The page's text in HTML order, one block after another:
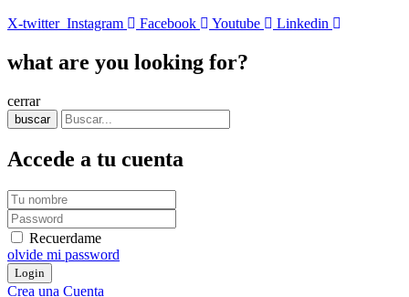
X-twitter Instagram Facebook Youtube Linkedin
what are you looking for?
cerrar
buscar
Accede a tu cuenta
Recuerdame
olvide mi password
Crea una Cuenta